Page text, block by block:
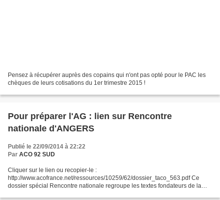
Pensez à récupérer auprès des copains qui n'ont pas opté pour le PAC les
chèques de leurs cotisations du 1er trimestre 2015 !
Pour préparer l'AG : lien sur Rencontre
nationale d'ANGERS
Publié le 22/09/2014 à 22:22
Par ACO 92 SUD
Cliquer sur le lien ou recopier-le :
http://www.acofrance.net/ressources/10259/62/dossier_taco_563.pdf Ce
dossier spécial Rencontre nationale regroupe les textes fondateurs de la